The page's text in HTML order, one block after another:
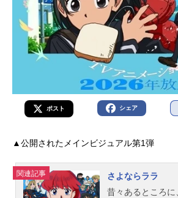
ポスト シェア
▲公開されたメインビジュアル第1弾
関連記事
さよならララ
昔々あるところ